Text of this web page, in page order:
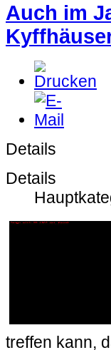
Auch im
Details
Details
treffen kann,